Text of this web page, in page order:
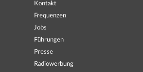
Kontakt
Frequenzen
Jobs
Führungen
Presse
Radiowerbung